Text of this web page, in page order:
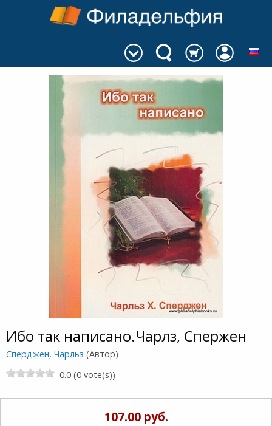
Ибо так написано.Чарлз, Спержен
Сперджен, Чарльз (Автор)
0.0 (0 vote(s))
107.00 руб.